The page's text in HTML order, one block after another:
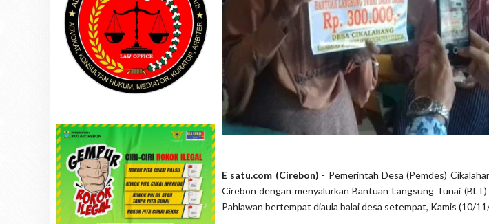
E satu.com (Cirebon) - Pemerintah Desa (Pemdes)
Cirebon dengan menyalurkan Bantuan Langsung Tunai
Pahlawan bertempat diaula balai desa setempat, Kamis (10/